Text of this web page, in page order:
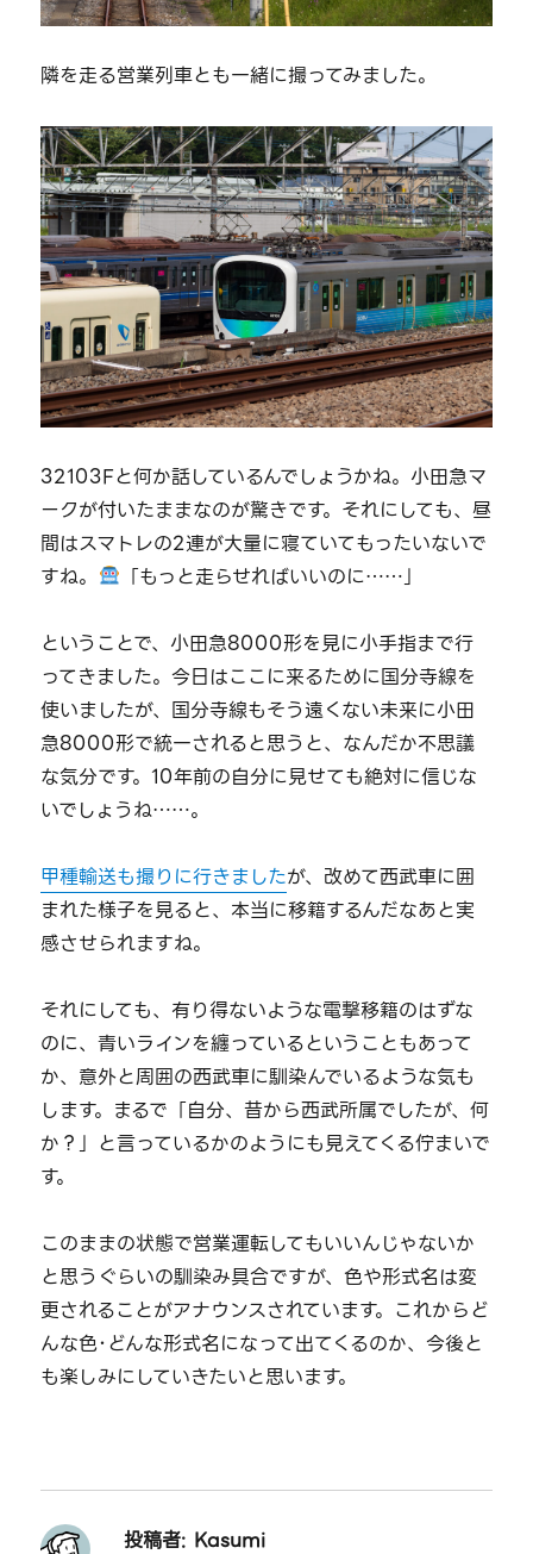
隣を走る営業列車とも一緒に撮ってみました。
32103Fと何か話しているんでしょうかね。小田急マ
ークが付いたままなのが驚きです。それにしても、昼
間はスマトレの2連が大量に寝ていてもったいないで
すね。
「もっと走らせればいいのに……」
ということで、小田急8000形を見に小手指まで行
ってきました。今日はここに来るために国分寺線を
使いましたが、国分寺線もそう遠くない未来に小田
急8000形で統一されると思うと、なんだか不思議
な気分です。10年前の自分に見せても絶対に信じな
いでしょうね……。
甲種輸送も撮りに行きましたが、改めて西武車に囲
まれた様子を見ると、本当に移籍するんだなあと実
感させられますね。
それにしても、有り得ないような電撃移籍のはずな
のに、青いラインを纏っているということもあって
か、意外と周囲の西武車に馴染んでいるような気も
します。まるで「自分、昔から西武所属でしたが、何
か？」と言っているかのようにも見えてくる佇まいで
す。
このままの状態で営業運転してもいいんじゃないか
と思うぐらいの馴染み具合ですが、色や形式名は変
更されることがアナウンスされています。これからど
んな色･どんな形式名になって出てくるのか、今後と
も楽しみにしていきたいと思います。
投稿者: Kasumi